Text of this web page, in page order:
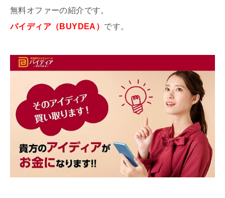
無料オファーの紹介です。
バイディア（BUYDEA） です。